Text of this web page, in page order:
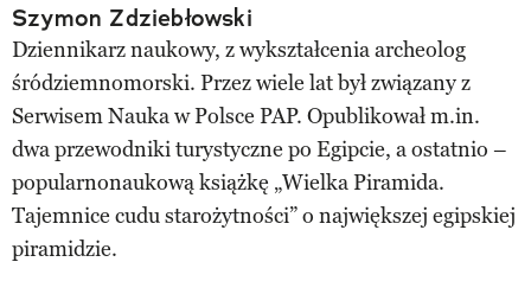
Szymon Zdziebłowski
Dziennikarz naukowy, z wykształcenia archeolog
śródziemnomorski. Przez wiele lat był związany z
Serwisem Nauka w Polsce PAP. Opublikował m.in.
dwa przewodniki turystyczne po Egipcie, a ostatnio –
popularnonaukową książkę „Wielka Piramida.
Tajemnice cudu starożytności” o największej egipskiej
piramidzie.